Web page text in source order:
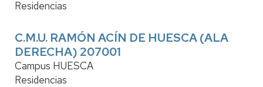
Residencias
C.M.U. RAMÓN ACÍN DE HUESCA (ALA
DERECHA) 207001
Campus HUESCA
Residencias